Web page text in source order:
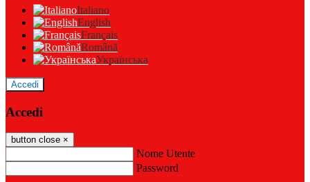
Italiano
English
Français
Română
Українська
Accedi
Accedi
button close ×
Nome Utente
Password